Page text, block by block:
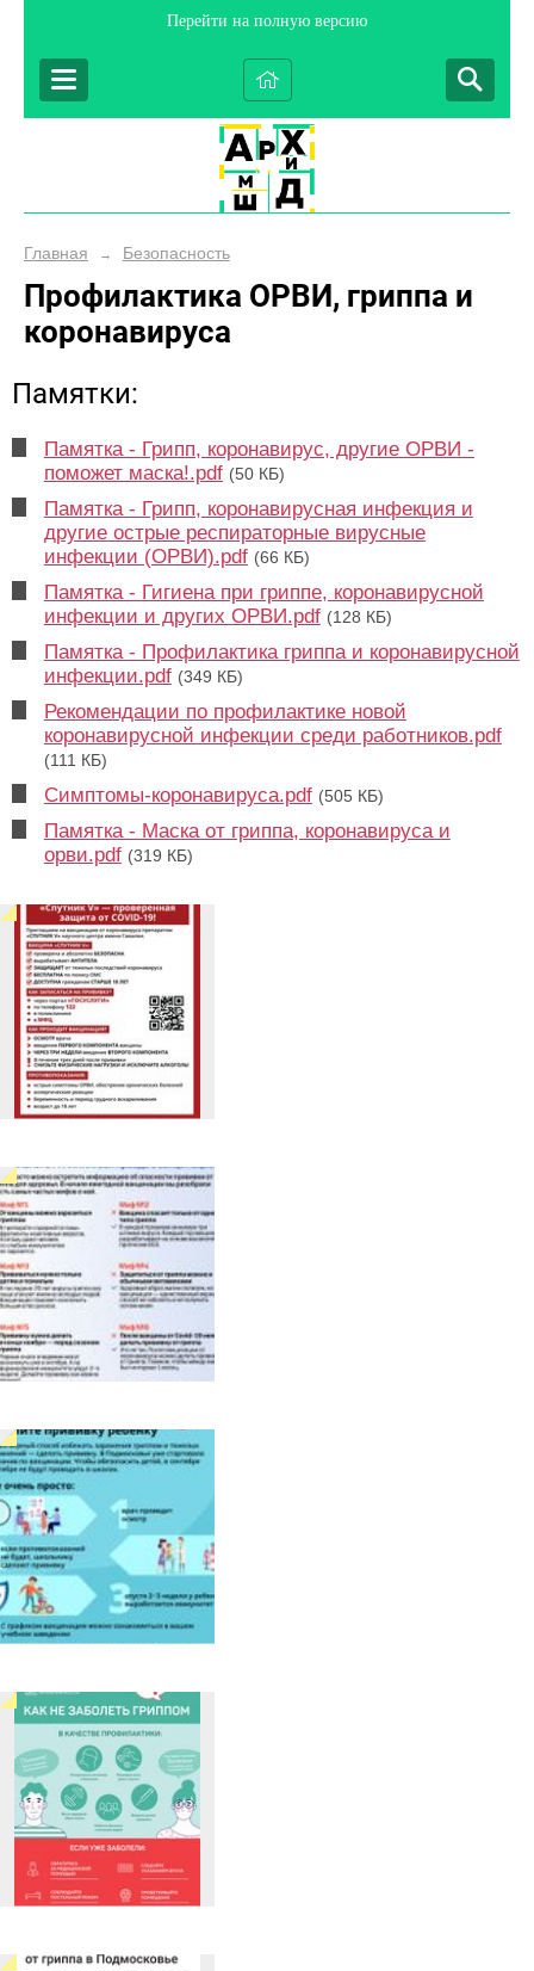
Перейти на полную версию
Главная → Безопасность
Профилактика ОРВИ, гриппа и
коронавируса
Памятки:
Памятка - Грипп, коронавирус, другие ОРВИ -
поможет маска!.pdf (50 КБ)
Памятка - Грипп, коронавирусная инфекция и
другие острые респираторные вирусные
инфекции (ОРВИ).pdf (66 КБ)
Памятка - Гигиена при гриппе, коронавирусной
инфекции и других ОРВИ.pdf (128 КБ)
Памятка - Профилактика гриппа и коронавирусной
инфекции.pdf (349 КБ)
Рекомендации по профилактике новой
коронавирусной инфекции среди работников.pdf
(111 КБ)
Симптомы-коронавируса.pdf (505 КБ)
Памятка - Маска от гриппа, коронавируса и
орви.pdf (319 КБ)